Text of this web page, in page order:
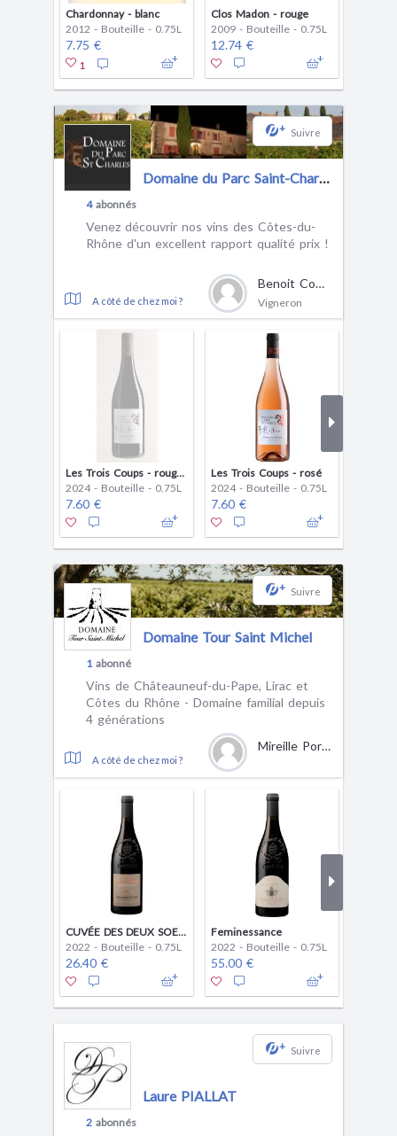
Chardonnay - blanc
2012 - Bouteille - 0.75L
7.75 €
1
Clos Madon - rouge
2009 - Bouteille - 0.75L
12.74 €
+ Suivre
Domaine du Parc Saint-Charles
4abonnés
Venez découvrir nos vins des Côtes-du-
Rhône d'un excellent rapport qualité prix !
A côté de chez moi ?
Benoit Combe
Vigneron
Les Trois Coups - rouge 2024
2024 - Bouteille - 0.75L
7.60 €
Les Trois Coups - rosé
2024 - Bouteille - 0.75L
7.60 €
+ Suivre
Domaine Tour Saint Michel
1abonné
Vins de Châteauneuf-du-Pape, Lirac et
Côtes du Rhône - Domaine familial depuis
4 générations
A côté de chez moi ?
Mireille Porte
CUVÉE DES DEUX SOEURS
2022 - Bouteille - 0.75L
26.40 €
Feminessance
2022 - Bouteille - 0.75L
55.00 €
+ Suivre
Laure PIALLAT
2 abonnés